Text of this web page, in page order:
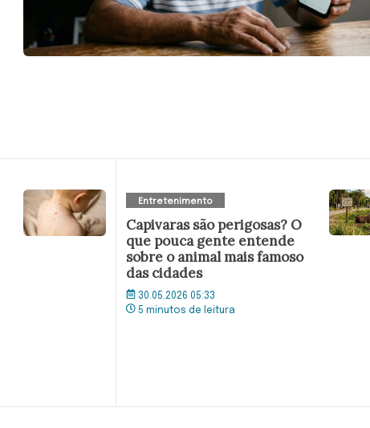
Entretenimento
Capivaras são perigosas? O
que pouca gente entende
sobre o animal mais famoso
das cidades
30.05.2026 05:33
5 minutos de leitura